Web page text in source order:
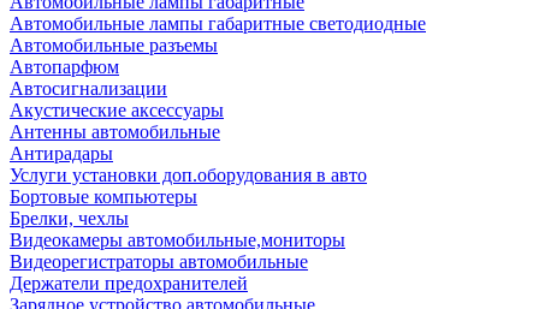
Автомобильные лампы габаритные светодиодные
Автомобильные разъемы
Автопарфюм
Автосигнализации
Акустические аксессуары
Антенны автомобильные
Антирадары
Услуги установки доп.оборудования в авто
Бортовые компьютеры
Брелки, чехлы
Видеокамеры автомобильные,мониторы
Видеорегистраторы автомобильные
Держатели предохранителей
Зарядное устройство автомобильные